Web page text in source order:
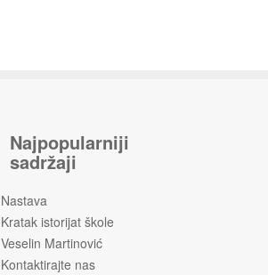
Najpopularniji
sadržaji
Nastava
Kratak istorijat škole
Veselin Martinović
Kontaktirajte nas